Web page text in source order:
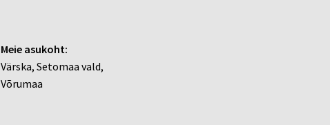
Meie asukoht:
Värska, Setomaa vald,
Võrumaa